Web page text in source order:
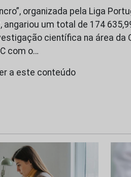
organizada pela Liga
angariou um total de 174
científica na área da
com o…
a este conteúdo